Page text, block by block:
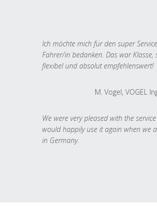
Ich möchte mich für den super
Fahrer/in bedanken. Das war Klasse,
flexibel und absolut empfehlenswert!
M. Vogel, VOGEL
We were very pleased with the
would happily use it again when we
in Germany.